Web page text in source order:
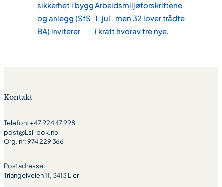
sikkerhet i bygg
og anlegg (SfS
BA) inviterer
Arbeidsmiljøforskriftene
1. juli, men 32 lover trådte
i kraft hvorav tre nye.
Kontakt
Telefon: +47 924 47 998
post@Lsi-bok.no
Org. nr: 974 229 366
Postadresse:
Triangelveien 11, 3413 Lier